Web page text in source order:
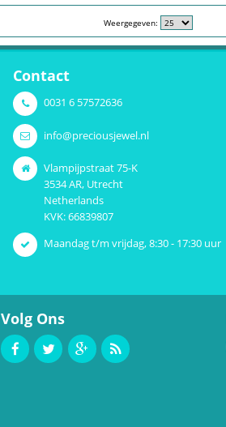
Weergegeven:
Contact
0031 6 57572636
info@preciousjewel.nl
Vlampijpstraat 75-K
3534 AR, Utrecht
Netherlands
KVK: 66839807
Maandag t/m vrijdag, 8:30 - 17:30 uur
Volg Ons